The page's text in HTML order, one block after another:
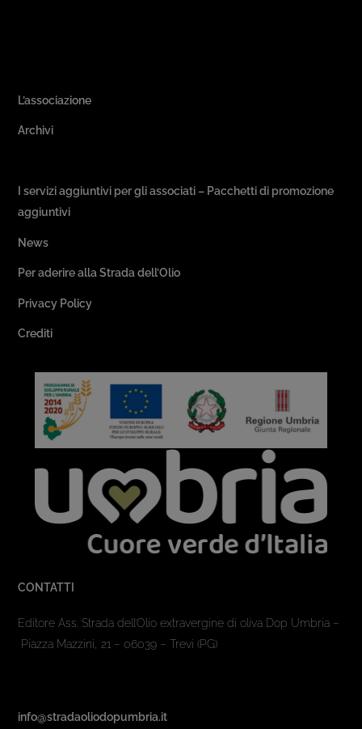
L’associazione
Archivi
I servizi aggiuntivi per gli associati – Pacchetti di promozione
aggiuntivi
News
Per aderire alla Strada dell’Olio
Privacy Policy
Crediti
CONTATTI
Editore Ass. Strada dell’Olio extravergine di oliva Dop Umbria –
Piazza Mazzini, 21 – 06039 – Trevi (PG)
info@stradaoliodopumbria.it